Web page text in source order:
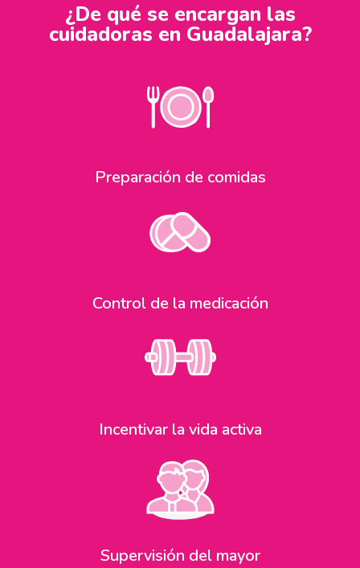
¿De qué se encargan las
cuidadoras en Guadalajara?
Preparación de comidas
Control de la medicación
Incentivar la vida activa
Supervisión del mayor